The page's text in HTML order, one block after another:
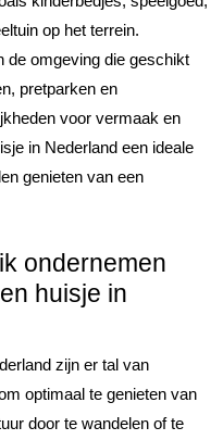
op het terrein.
de omgeving die geschikt
pretparken en
voor vermaak en
in Nederland een ideale
genieten van een
ondernemen
huisje in
zijn er tal van
optimaal te genieten van
door te wandelen of te